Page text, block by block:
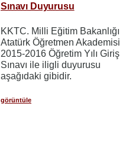
Sınavı Duyurusu
KKTC. Milli Eğitim Bakanlığı
Atatürk Öğretmen Akademisi
2015-2016 Öğretim Yılı Giriş
Sınavı ile iligli duyurusu
aşağıdaki gibidir.
görüntüle